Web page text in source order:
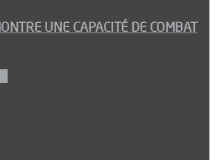
UNE CAPACITÉ DE COMBAT